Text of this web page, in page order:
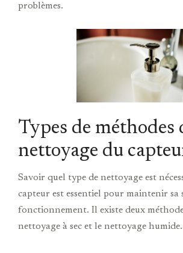
problèmes.
Types de méthodes
nettoyage du
Savoir quel type de nettoyage est
capteur est essentiel pour maintenir sa
fonctionnement. Il existe deux
nettoyage à sec et le nettoyage humide.